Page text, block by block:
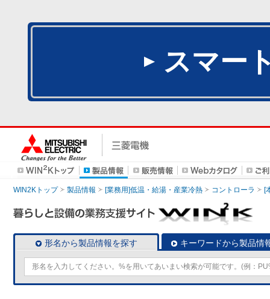
スマー
WIN2Kトップ 製品情報 [業務用]低温・給湯・産業冷熱 コントローラ [
形名から製品情報を探す キーワードから製品情